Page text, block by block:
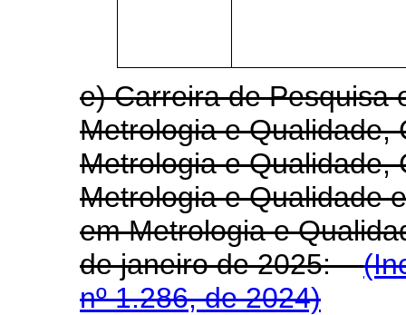
e) Carreira de Pesquisa
Metrologia e Qualidade,
Metrologia e Qualidade,
Metrologia e Qualidade
em Metrologia e
de janeiro de 2025:
nº 1.286, de 2024)